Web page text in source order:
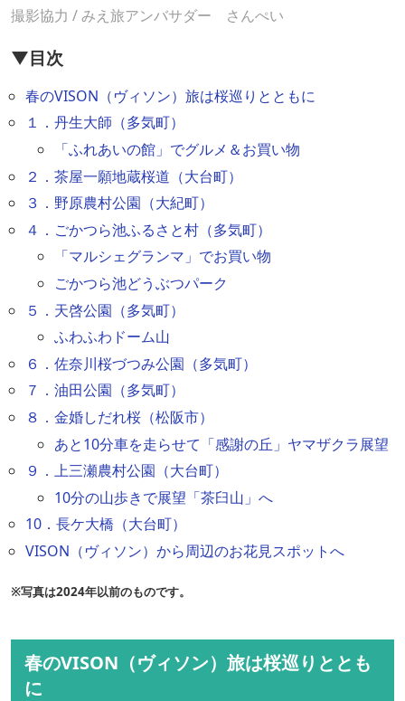
撮影協力 / みえ旅アンバサダー さんぺい
▼目次
春のVISON（ヴィソン）旅は桜巡りとともに
１．丹生大師（多気町）
「ふれあいの館」でグルメ＆お買い物
２．茶屋一願地蔵桜道（大台町）
３．野原農村公園（大紀町）
４．ごかつら池ふるさと村（多気町）
「マルシェグランマ」でお買い物
ごかつら池どうぶつパーク
５．天啓公園（多気町）
ふわふわドーム山
６．佐奈川桜づつみ公園（多気町）
７．油田公園（多気町）
８．金婚しだれ桜（松阪市）
あと10分車を走らせて「感謝の丘」ヤマザクラ展望
９．上三瀬農村公園（大台町）
10分の山歩きで展望「茶臼山」へ
10．長ケ大橋（大台町）
VISON（ヴィソン）から周辺のお花見スポットへ
※写真は2024年以前のものです。
春のVISON（ヴィソン）旅は桜巡りととも
に